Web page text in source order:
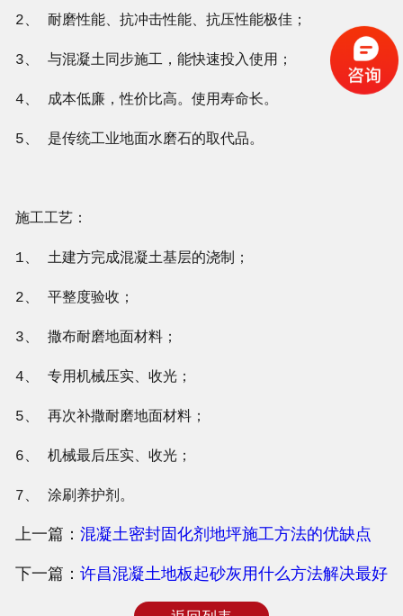
2、 耐磨性能、抗冲击性能、抗压性能极佳；
3、 与混凝土同步施工，能快速投入使用；
4、 成本低廉，性价比高。使用寿命长。
5、 是传统工业地面水磨石的取代品。
施工工艺：
1、 土建方完成混凝土基层的浇制；
2、 平整度验收；
3、 撒布耐磨地面材料；
4、 专用机械压实、收光；
5、 再次补撒耐磨地面材料；
6、 机械最后压实、收光；
7、 涂刷养护剂。
上一篇： 混凝土密封固化剂地坪施工方法的优缺点
下一篇： 许昌混凝土地板起砂灰用什么方法解决最好